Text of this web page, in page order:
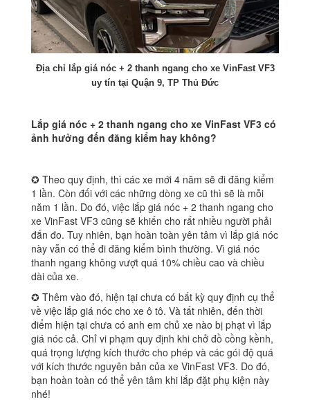
Địa chỉ lắp giá nóc + 2 thanh ngang cho xe VinFast VF3
uy tín tại Quận 9, TP Thủ Đức
Lắp giá nóc + 2 thanh ngang cho xe VinFast VF3 có
ảnh hưởng đến đăng kiểm hay không?
✪ Theo quy định, thì các xe mới 4 năm sẽ đi đăng kiểm
1 lần. Còn đối với các những dòng xe cũ thì sẽ là mỗi
năm 1 lần. Do đó, việc lắp giá nóc + 2 thanh ngang cho
xe VinFast VF3 cũng sẽ khiến cho rất nhiều người phải
đắn đo. Tuy nhiên, bạn hoàn toàn yên tâm vì lắp giá nóc
này vẫn có thể đi đăng kiểm bình thường. Vì giá nóc
thanh ngang không vượt quá 10% chiều cao và chiều
dài của xe.
✪ Thêm vào đó, hiện tại chưa có bất kỳ quy định cụ thể
về việc lắp giá nóc cho xe ô tô. Và tất nhiên, đến thời
điểm hiện tại chưa có anh em chủ xe nào bị phạt vì lắp
giá nóc cả. Chỉ vi phạm quy định khi chở đồ cồng kềnh,
quá trọng lượng kích thước cho phép và các gói độ quá
với kích thước nguyên bản của xe VinFast VF3. Do đó,
bạn hoàn toàn có thể yên tâm khi lắp đặt phụ kiện này
nhé!